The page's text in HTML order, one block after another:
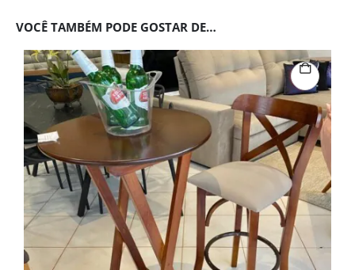
VOCÊ TAMBÉM PODE GOSTAR DE…